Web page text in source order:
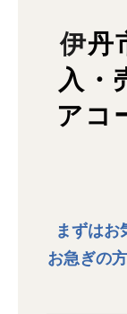
伊丹市内の不動産購
入・
アコ
まずはお
お急ぎの